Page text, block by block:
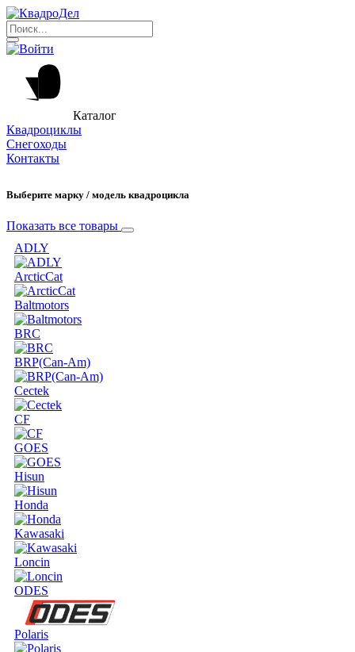
Каталог
Квадроциклы
Снегоходы
Контакты
Выберите марку / модель квадроцикла
Показать все товары
ADLY
ArcticCat
Baltmotors
BRC
BRP(Can-Am)
Cectek
CF
GOES
Hisun
Honda
Kawasaki
Loncin
ODES
Polaris